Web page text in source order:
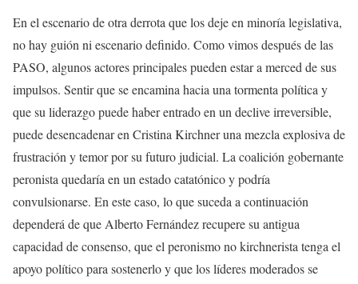
En el escenario de otra derrota que los deje en minoría legislativa,
no hay guión ni escenario definido. Como vimos después de las
PASO, algunos actores principales pueden estar a merced de sus
impulsos. Sentir que se encamina hacia una tormenta política y
que su liderazgo puede haber entrado en un declive irreversible,
puede desencadenar en Cristina Kirchner una mezcla explosiva de
frustración y temor por su futuro judicial. La coalición gobernante
peronista quedaría en un estado catatónico y podría
convulsionarse. En este caso, lo que suceda a continuación
dependerá de que Alberto Fernández recupere su antigua
capacidad de consenso, que el peronismo no kirchnerista tenga el
apoyo político para sostenerlo y que los líderes moderados se